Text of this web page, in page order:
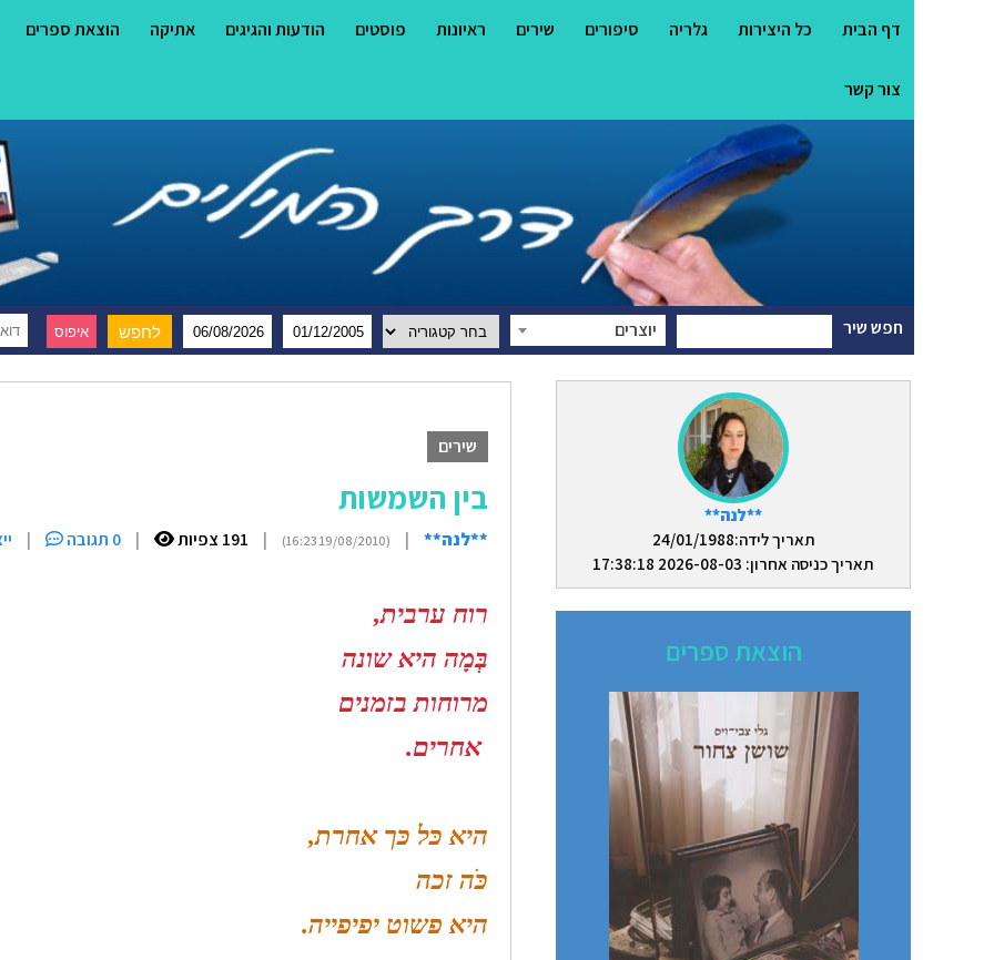
דף הבית כל היצירות גלריה סיפורים שירים ראיונות פוסטים הודעות והגיגים אתיקה הוצאת ספרים
צור קשר
חפש שיר יוצרים
**לנה**
תאריך לידה:24/01/1988
תאריך כניסה אחרון: 2026-08-03 17:38:18
הוצאת ספרים
שירים
בין השמשות
**לנה** |
(19/08/2010 16:23)
| 191 צפיות | 0 תגובה |
רוח ערבית,
בְּמָה היא שונה
מרוחות בזמנים
אחרים.
היא כּל כּך אחרת,
כֹּה זכה
היא פשוט יפיפייה.